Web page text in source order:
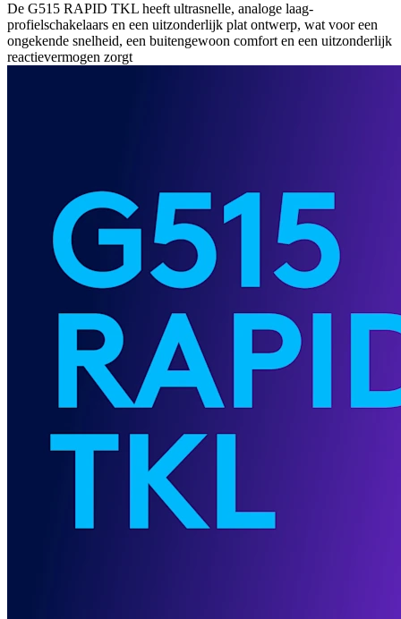
De G515 RAPID TKL heeft ultrasnelle, analoge laag-
profielschakelaars en een uitzonderlijk plat ontwerp, wat voor een
ongekende snelheid, een buitengewoon comfort en een uitzonderlijk
reactievermogen zorgt